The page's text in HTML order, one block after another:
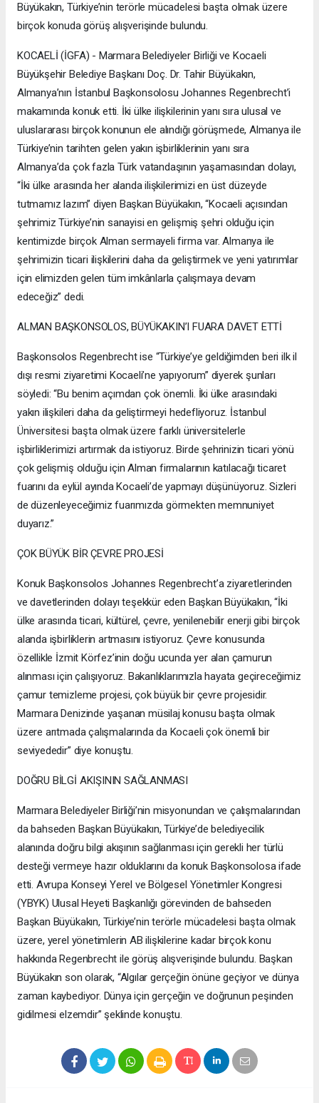
Büyükakın, Türkiye’nin terörle mücadelesi başta olmak üzere
birçok konuda görüş alışverişinde bulundu.
KOCAELİ (İGFA) - Marmara Belediyeler Birliği ve Kocaeli
Büyükşehir Belediye Başkanı Doç. Dr. Tahir Büyükakın,
Almanya’nın İstanbul Başkonsolosu Johannes Regenbrecht’i
makamında konuk etti. İki ülke ilişkilerinin yanı sıra ulusal ve
uluslararası birçok konunun ele alındığı görüşmede, Almanya ile
Türkiye’nin tarihten gelen yakın işbirliklerinin yanı sıra
Almanya’da çok fazla Türk vatandaşının yaşamasından dolayı,
“İki ülke arasında her alanda ilişkilerimizi en üst düzeyde
tutmamız lazım” diyen Başkan Büyükakın, “Kocaeli açısından
şehrimiz Türkiye’nin sanayisi en gelişmiş şehri olduğu için
kentimizde birçok Alman sermayeli firma var. Almanya ile
şehrimizin ticari ilişkilerini daha da geliştirmek ve yeni yatırımlar
için elimizden gelen tüm imkânlarla çalışmaya devam
edeceğiz” dedi.
ALMAN BAŞKONSOLOS, BÜYÜKAKIN’I FUARA DAVET ETTİ
Başkonsolos Regenbrecht ise “Türkiye’ye geldiğimden beri ilk il
dışı resmi ziyaretimi Kocaeli’ne yapıyorum” diyerek şunları
söyledi: “Bu benim açımdan çok önemli. İki ülke arasındaki
yakın ilişkileri daha da geliştirmeyi hedefliyoruz. İstanbul
Üniversitesi başta olmak üzere farklı üniversitelerle
işbirliklerimizi artırmak da istiyoruz. Birde şehrinizin ticari yönü
çok gelişmiş olduğu için Alman firmalarının katılacağı ticaret
fuarını da eylül ayında Kocaeli’de yapmayı düşünüyoruz. Sizleri
de düzenleyeceğimiz fuarımızda görmekten memnuniyet
duyarız.”
ÇOK BÜYÜK BİR ÇEVRE PROJESİ
Konuk Başkonsolos Johannes Regenbrecht’a ziyaretlerinden
ve davetlerinden dolayı teşekkür eden Başkan Büyükakın, “İki
ülke arasında ticari, kültürel, çevre, yenilenebilir enerji gibi birçok
alanda işbirliklerin artmasını istiyoruz. Çevre konusunda
özellikle İzmit Körfez’inin doğu ucunda yer alan çamurun
alınması için çalışıyoruz. Bakanlıklarımızla hayata geçireceğimiz
çamur temizleme projesi, çok büyük bir çevre projesidir.
Marmara Denizinde yaşanan müsilaj konusu başta olmak
üzere arıtmada çalışmalarında da Kocaeli çok önemli bir
seviyededir” diye konuştu.
DOĞRU BİLGİ AKIŞININ SAĞLANMASI
Marmara Belediyeler Birliği’nin misyonundan ve çalışmalarından
da bahseden Başkan Büyükakın, Türkiye’de belediyecilik
alanında doğru bilgi akışının sağlanması için gerekli her türlü
desteği vermeye hazır olduklarını da konuk Başkonsolosa ifade
etti. Avrupa Konseyi Yerel ve Bölgesel Yönetimler Kongresi
(YBYK) Ulusal Heyeti Başkanlığı görevinden de bahseden
Başkan Büyükakın, Türkiye’nin terörle mücadelesi başta olmak
üzere, yerel yönetimlerin AB ilişkilerine kadar birçok konu
hakkında Regenbrecht ile görüş alışverişinde bulundu. Başkan
Büyükakın son olarak, “Algılar gerçeğin önüne geçiyor ve dünya
zaman kaybediyor. Dünya için gerçeğin ve doğrunun peşinden
gidilmesi elzemdir” şeklinde konuştu.